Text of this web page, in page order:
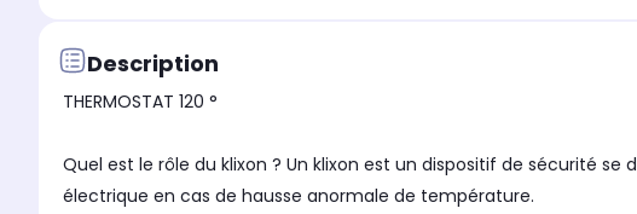
Description
THERMOSTAT 120 °
Quel est le rôle du klixon ? Un klixon est un dispositif de sécurité
électrique en cas de hausse anormale de température.